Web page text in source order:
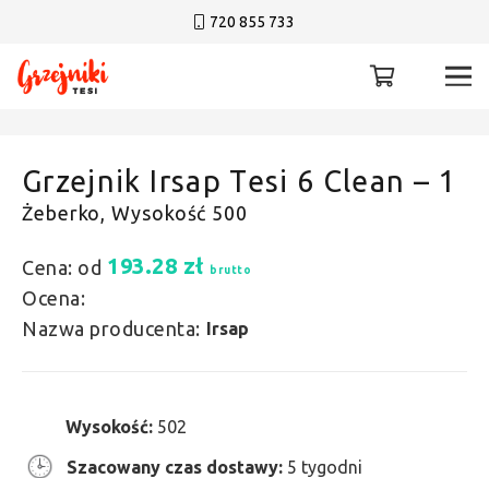
720 855 733
Grzejnik Irsap Tesi 6 Clean – 1
Żeberko, Wysokość 500
Cena: od 193.28 zł brutto
Ocena:
Nazwa producenta: Irsap
Wysokość: 502
Szacowany czas dostawy: 5 tygodni